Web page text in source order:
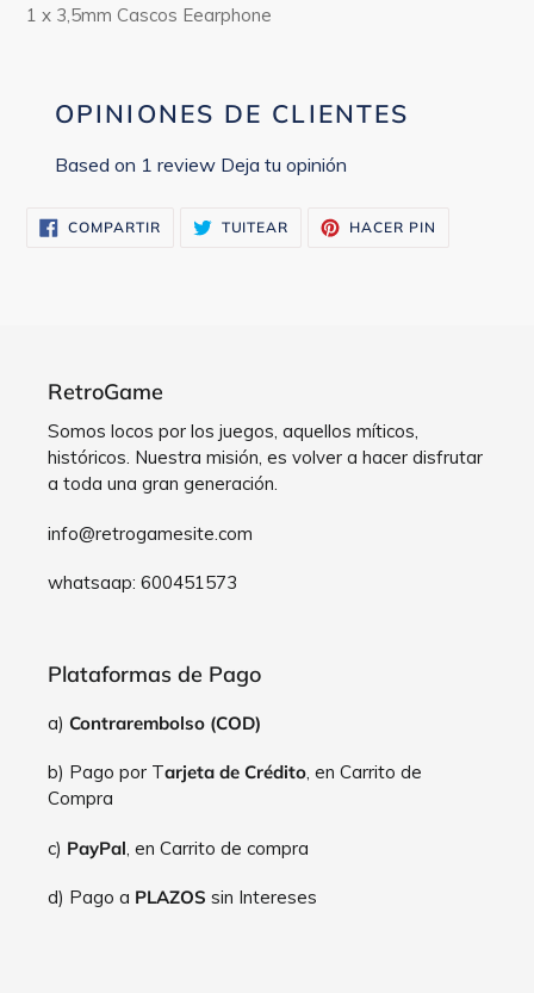
1 x 3,5mm Cascos Eearphone
OPINIONES DE CLIENTES
Based on 1 review Deja tu opinión
COMPARTIRCOMPARTIR
EN
TUITEAR TUITEARHACER PIN
RetroGame
Somos locos por los juegos, aquellos míticos,
históricos. Nuestra misión, es volver a hacer disfrutar
a toda una gran generación.
info@retrogamesite.com
whatsaap: 600451573
Plataformas de Pago
a) Contrarembolso (COD)
b) Pago por Tarjeta de Crédito, en Carrito de
Compra
c) PayPal , en Carrito de compra
d) Pago a PLAZOS sin Intereses